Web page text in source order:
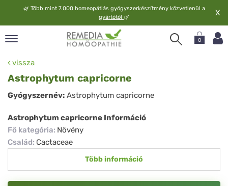
🌿 Több mint 7.000 homeopátiás gyógyszerkészítmény közvetlenül a
gyártótól 🌿 X
0
vissza
Astrophytum capricorne
Astrophytum
capricorne
Gyógyszernév: Astrophytum capricorne
Astrophytum capricorne Információ
Fő kategória: Növény
Család: Cactaceae
Több információ